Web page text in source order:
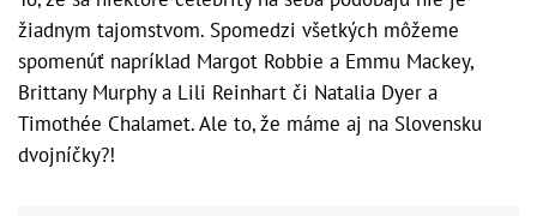
žiadnym tajomstvom. Spomedzi všetkých môžeme
spomenúť napríklad Margot Robbie a Emmu Mackey,
Brittany Murphy a Lili Reinhart či Natalia Dyer a
Timothée Chalamet. Ale to, že máme aj na Slovensku
dvojníčky?!